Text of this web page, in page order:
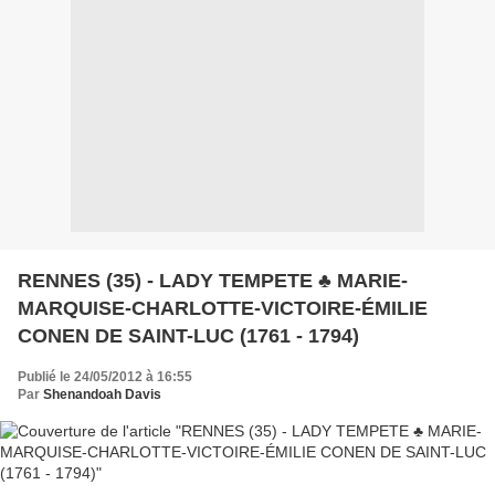
RENNES (35) - LADY TEMPETE ♣ MARIE-
MARQUISE-CHARLOTTE-VICTOIRE-ÉMILIE
CONEN DE SAINT-LUC (1761 - 1794)
Publié le 24/05/2012 à 16:55
Par Shenandoah Davis